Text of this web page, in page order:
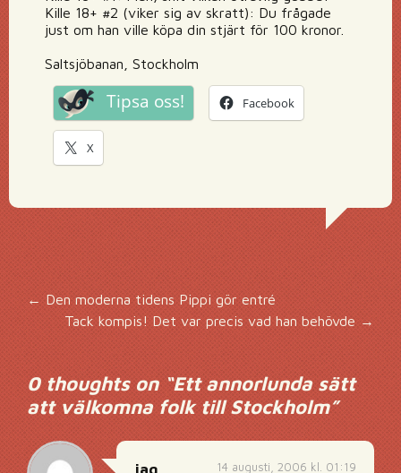
Kille 18+ #2 (viker sig av skratt): Du frågade
just om han ville köpa din stjärt för 100 kronor.
Saltsjöbanan, Stockholm
Tipsa oss! Facebook
X
Inläggsnavigering
←Den moderna tidens Pippi gör entré
Tack kompis! Det var precis vad han behövde→
0 thoughts on “Ett annorlunda sätt
att välkomna folk till Stockholm”
14 augusti, 2006 kl. 01:19
jag